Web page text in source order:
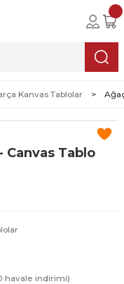
Kanvas Tablolar
Canvas Tablo
havale indirimi)